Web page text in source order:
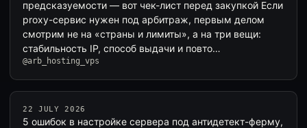
предсказуемости — вот чек-лист перед закупкой Если
proxy-сервис нужен под арбитраж, первым делом
смотрим не на «страны и лимиты», а на три вещи:
стабильность IP, способ выдачи и повто…
@arb_hosting_vps
22 JULY 2026
5 ошибок в настройке сервера под антидетект-ферму,